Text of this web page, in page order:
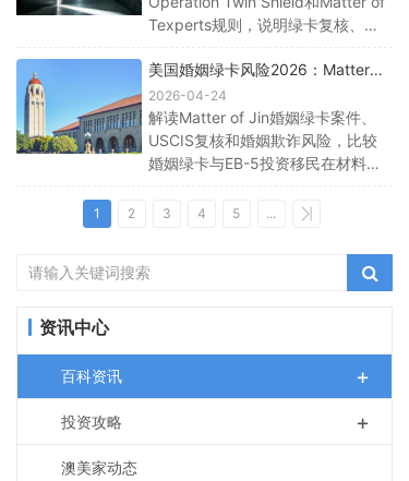
Texperts规则，说明绿卡复核、虚
金来源和合规申请材料风险。
美国婚姻绿卡风险2026：Matter
of Jin、婚姻欺诈和EB-5路径对比
2026-04-24
解读Matter of Jin婚姻绿卡案件、
USCIS复核和婚姻欺诈风险，比较
婚姻绿卡与EB-5投资移民在材料、
稳定性方面的差异。
1 2 3 4 5 ...
资讯中心
百科资讯 +
投资攻略 +
澳美家动态